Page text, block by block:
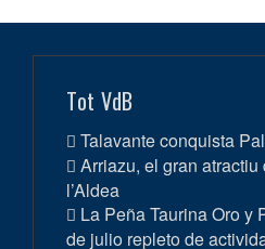
Tot VdB
Talavante conquista
Arriazu, el gran
l’Aldea
La Peña Taurina Oro y
de julio repleto de